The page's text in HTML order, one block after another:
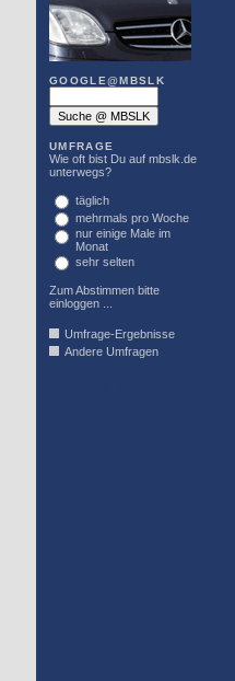
GOOGLE@MBSLK
UMFRAGE
Wie oft bist Du auf mbslk.de
unterwegs?
täglich
mehrmals pro Woche
nur einige Male im
Monat
sehr selten
Zum Abstimmen bitte
einloggen ...
Umfrage-Ergebnisse
Andere Umfragen